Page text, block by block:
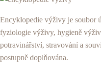
Encyklopedie výživy je soubor
fyziologie výživy, hygieně
potravinářství, stravování a
postupně doplňována.